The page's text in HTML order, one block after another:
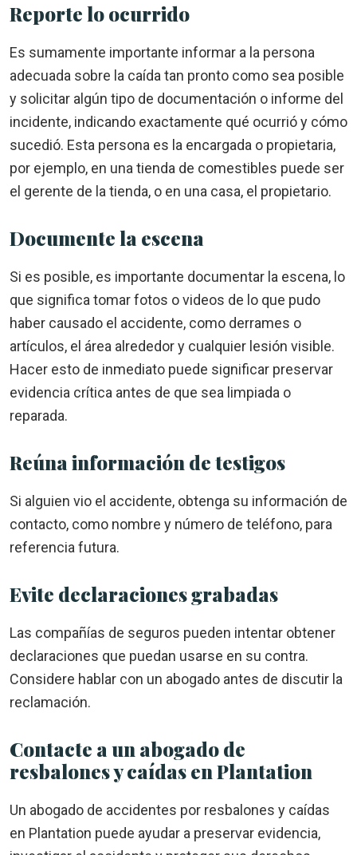
Reporte lo ocurrido
Es sumamente importante informar a la persona
adecuada sobre la caída tan pronto como sea posible
y solicitar algún tipo de documentación o informe del
incidente, indicando exactamente qué ocurrió y cómo
sucedió. Esta persona es la encargada o propietaria,
por ejemplo, en una tienda de comestibles puede ser
el gerente de la tienda, o en una casa, el propietario.
Documente la escena
Si es posible, es importante documentar la escena, lo
que significa tomar fotos o videos de lo que pudo
haber causado el accidente, como derrames o
artículos, el área alrededor y cualquier lesión visible.
Hacer esto de inmediato puede significar preservar
evidencia crítica antes de que sea limpiada o
reparada.
Reúna información de testigos
Si alguien vio el accidente, obtenga su información de
contacto, como nombre y número de teléfono, para
referencia futura.
Evite declaraciones grabadas
Las compañías de seguros pueden intentar obtener
declaraciones que puedan usarse en su contra.
Considere hablar con un abogado antes de discutir la
reclamación.
Contacte a un abogado de
resbalones y caídas en Plantation
Un abogado de accidentes por resbalones y caídas
en Plantation puede ayudar a preservar evidencia,